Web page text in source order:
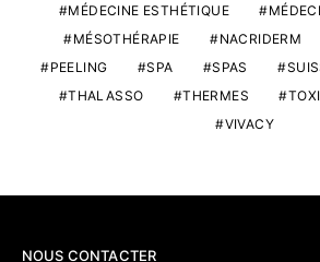
MÉDECINE ESTHÉTIQUE
MÉSOTHÉRAPIE
NACRIDERM
PEELING
SPA SPAS
THALASSO
THERMES
VIVACY
NOUS CONTACTER